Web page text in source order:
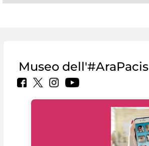
Museo dell'#AraPacis